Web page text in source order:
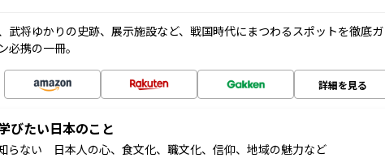
武将ゆかりの史跡、展示施設など、戦国時代にまつわるスポットを徹底ガ
必携の一冊。
詳細を見る
びたい日本のこと
らない 日本人の心、食文化、職文化、信仰、地域の魅力など